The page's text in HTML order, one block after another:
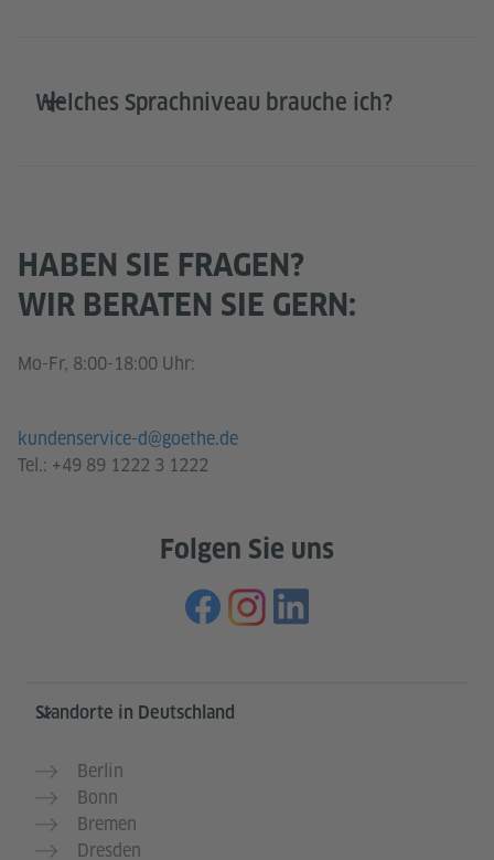
Welches Sprachniveau brauche ich?
HABEN SIE FRAGEN?
WIR BERATEN SIE GERN:
Mo-Fr, 8:00-18:00 Uhr:
kundenservice-d@goethe.de
Tel.: +49 89 1222 3 1222
Folgen Sie uns
Service- und Informationsbereich
Standorte in Deutschland
Berlin
Bonn
Bremen
Dresden